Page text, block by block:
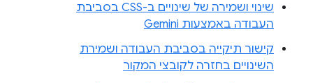
שינוי ושמירה של שינויים ב-CSS בסביבת
העבודה באמצעות Gemini
קישור תיקייה בסביבת העבודה ושמירת
השינויים בחזרה לקובצי המקור